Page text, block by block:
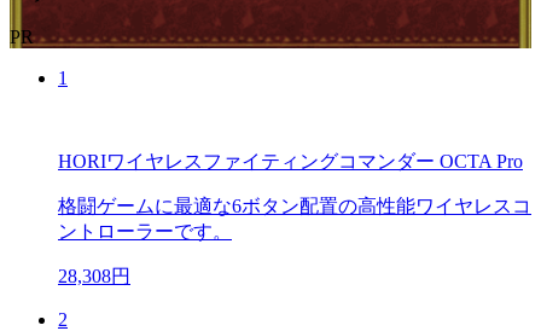
PR
1
HORIワイヤレスファイティングコマンダー OCTA Pro
格闘ゲームに最適な6ボタン配置の高性能ワイヤレスコ
ントローラーです。
28,308円
2